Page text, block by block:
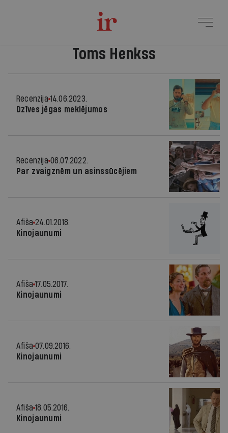
Toms Henkss
Recenzija 14.06.2023.
Dzīves jēgas meklējumos
Recenzija 06.07.2022.
Par zvaigznēm un asinssūcējiem
Afiša 24.01.2018.
Kinojaunumi
Afiša 17.05.2017.
Kinojaunumi
Afiša 07.09.2016.
Kinojaunumi
Afiša 18.05.2016.
Kinojaunumi